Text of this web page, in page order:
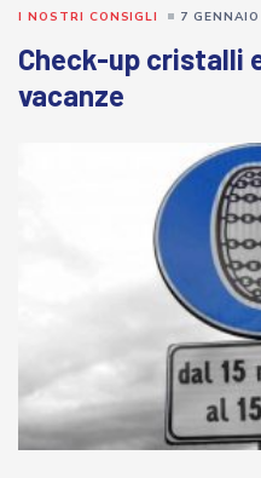
Check-up cristalli
vacanze
I NOSTRI CONSIGLI 7